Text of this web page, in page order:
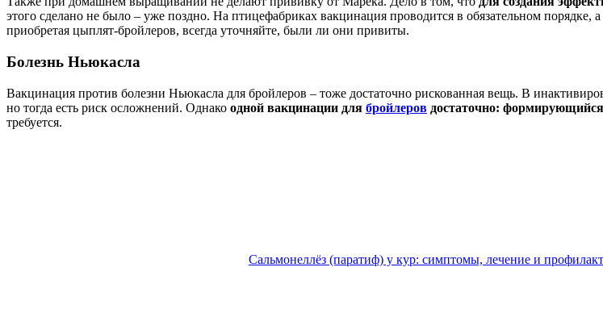
этого сделано не было – уже поздно. На птицефабриках вакцинация проводится в обязательном
приобретая цыплят-бройлеров, всегда уточняйте, были ли они привиты.
Болезнь Ньюкасла
Вакцинация против болезни Ньюкасла для бройлеров – тоже достаточно рискованная вещь. В
но тогда есть риск осложнений. Однако одной вакцинации для бройлеров достаточно:
требуется.
Сальмонеллёз (паратиф) у кур: симптомы, лечение и